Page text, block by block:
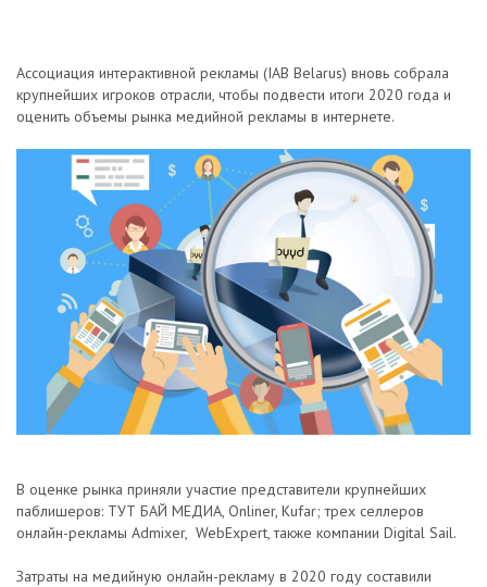
Ассоциация интерактивной рекламы (IAB Belarus) вновь собрала
крупнейших игроков отрасли, чтобы подвести итоги 2020 года и
оценить объемы рынка медийной рекламы в интернете.
В оценке рынка приняли участие представители крупнейших
паблишеров: TУТ БАЙ МЕДИА, Onliner, Kufar; трех селлеров
онлайн-рекламы Admixer, WebExpert, также компании Digital Sail.
Затраты на медийную онлайн-рекламу в 2020 году составили